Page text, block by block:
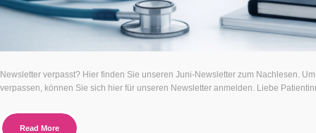
Newsletter verpasst? Hier finden Sie unseren Juni-Newsletter zum Nachlesen.
verpassen, können Sie sich hier für unseren Newsletter anmelden. Liebe
Read More